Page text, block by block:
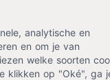
analytische en
en om je van
welke soorten
klikken op "Oké", ga
en ontvang